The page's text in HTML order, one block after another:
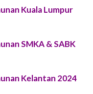
Kuala Lumpur
SMKA & SABK
Kelantan 2024